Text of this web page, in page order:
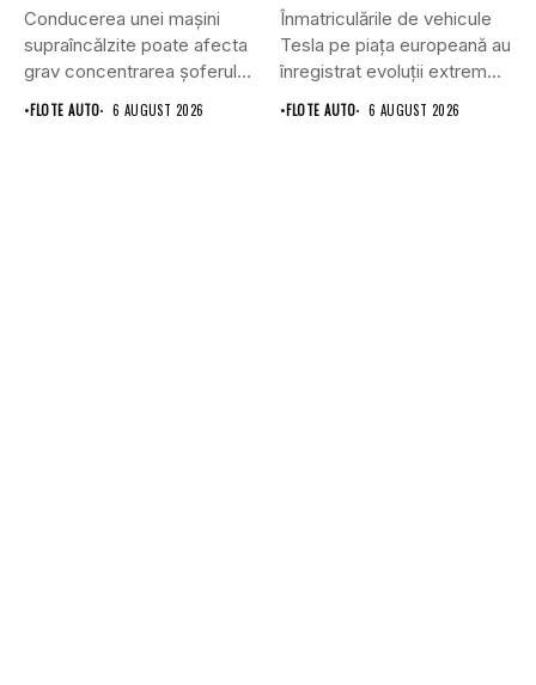
Conducerea unei mașini
supraîncălzite poate afecta
grav concentrarea șoferului
și poate crește...
•FLOTE AUTO 6 AUGUST 2026
Înmatriculările de vehicule
Tesla pe piața europeană au
înregistrat evoluții extrem
de...
•FLOTE AUTO 6 AUGUST 2026